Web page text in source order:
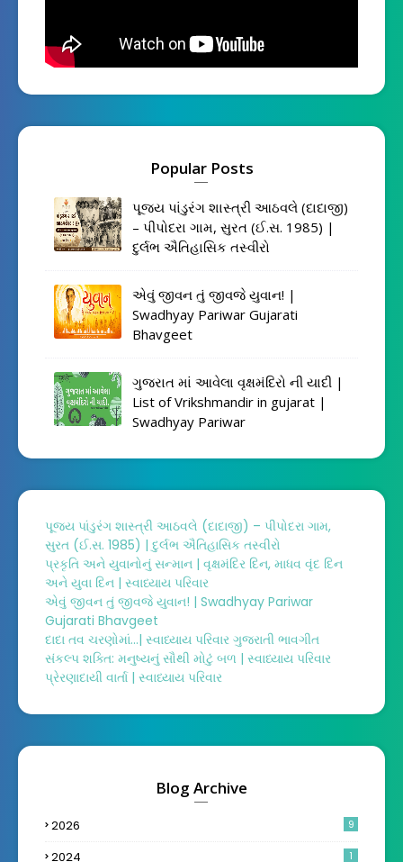
Popular Posts
પૂજ્ય પાંડુરંગ શાસ્ત્રી આઠવલે (દાદાજી)
– પીપોદરા ગામ, સુરત (ઈ.સ. 1985) |
દુર્લભ ઐતિહાસિક તસ્વીરો
એવું જીવન તું જીવજે યુવાન! |
Swadhyay Pariwar Gujarati
Bhavgeet
ગુજરાત માં આવેલા વૃક્ષમંદિરો ની યાદી |
List of Vrikshmandir in gujarat |
Swadhyay Pariwar
પૂજ્ય પાંડુરંગ શાસ્ત્રી આઠવલે (દાદાજી) – પીપોદરા ગામ,
સુરત (ઈ.સ. 1985) | દુર્લભ ઐતિહાસિક તસ્વીરો
પ્રકૃતિ અને યુવાનોનું સન્માન | વૃક્ષમંદિર દિન, માધવ વૃંદ દિન
અને યુવા દિન | સ્વાધ્યાય પરિવાર
એવું જીવન તું જીવજે યુવાન! | Swadhyay Pariwar
Gujarati Bhavgeet
દાદા તવ ચરણોમાં...| સ્વાધ્યાય પરિવાર ગુજરાતી ભાવગીત
સંકલ્પ શક્તિ: મનુષ્યનું સૌથી મોટું બળ | સ્વાધ્યાય પરિવાર
પ્રેરણાદાયી વાર્તા | સ્વાધ્યાય પરિવાર
Blog Archive
2026 9
2024 1